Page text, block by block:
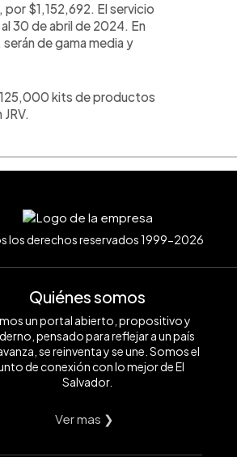
$1,152,692. El servicio
30 de abril de 2024. En
de gama media y
kits de productos
los derechos reservados 1999-2026
Quiénes somos
un portal abierto, propositivo y
pensado para reflejar a un país
se reinventa y se une. Somos el
de conexión con lo mejor de El
Salvador.
Ver mas ❯